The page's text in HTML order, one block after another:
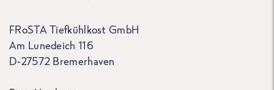
FRoSTA Tiefkühlkost GmbH
Am Lunedeich 116
D-27572 Bremerhaven